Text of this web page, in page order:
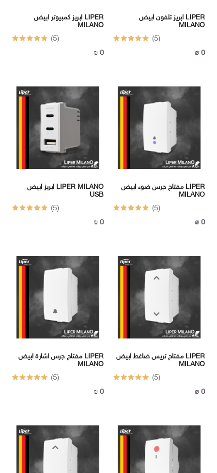
ابريز كمبيوتر ابيض LIPER
MILANO
(5)
0 ₪
ابريز تلفون ابيض LIPER
MILANO
(5)
0 ₪
ابريز ابيض LIPER MILANO
USB
(5)
0 ₪
مفتاح جرس ضوء ابيض LIPER
MILANO
(5)
0 ₪
مفتاح جرس اشارة ابيض LIPER
MILANO
(5)
0 ₪
مفتاح تريس ضاغط ابيض LIPER
MILANO
(5)
0 ₪